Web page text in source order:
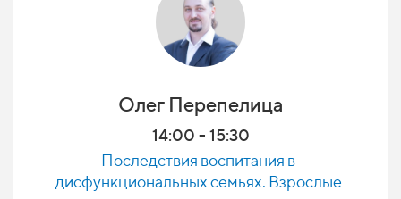
Олег Перепелица
14:00 - 15:30
Последствия воспитания в
дисфункциональных семьях. Взрослые